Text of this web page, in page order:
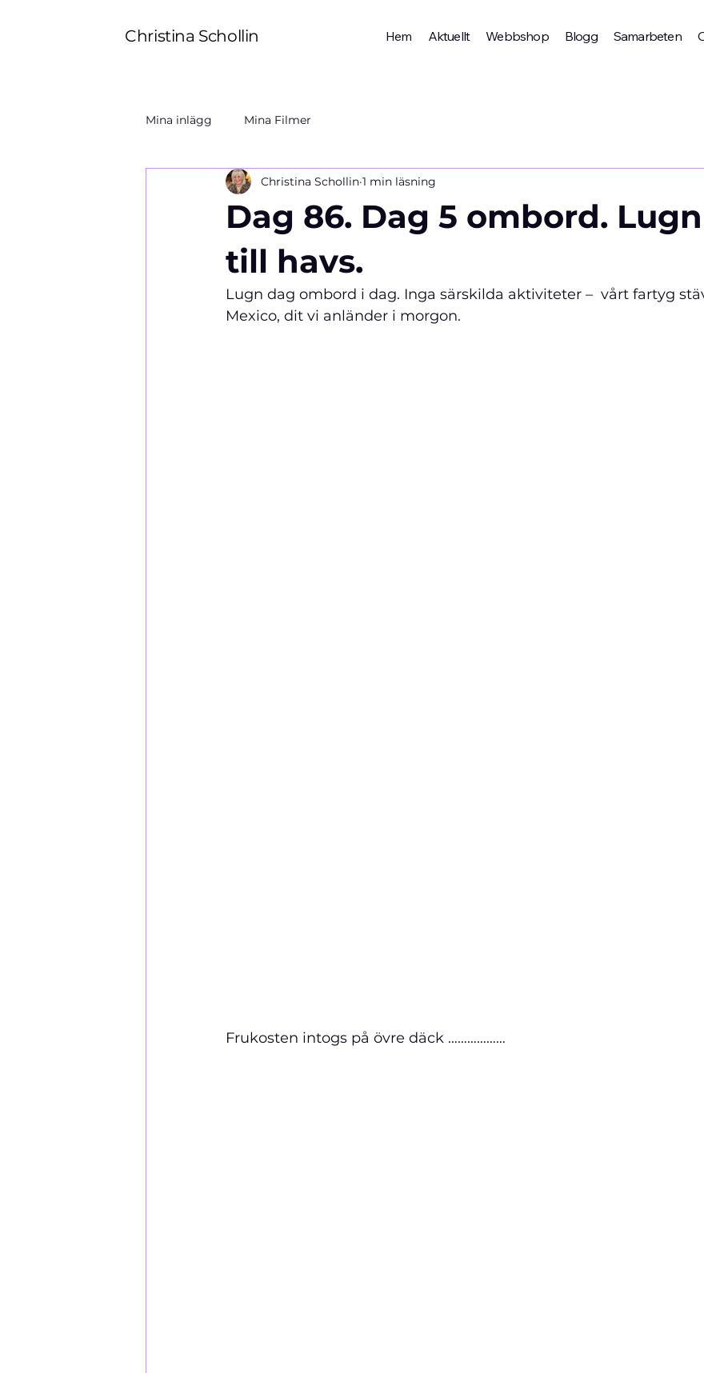
Christina Schollin Hem Aktuellt Webbshop Blogg Samarbeten
Mina inlägg Mina Filmer
Dag 86. Dag 5 ombord.
till havs.
Christina Schollin 1 min läsning
Lugn dag ombord i dag. Inga särskilda aktiviteter –  vårt fartyg
Mexico, dit vi anländer i morgon.
Frukosten intogs på övre däck ………………